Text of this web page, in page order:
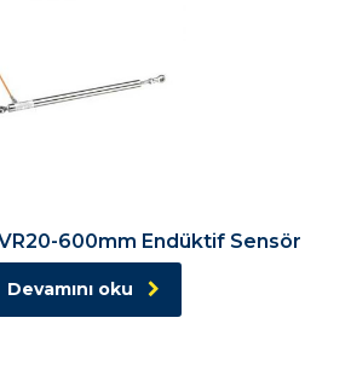
600mm Endüktif Sensör
Devamını oku